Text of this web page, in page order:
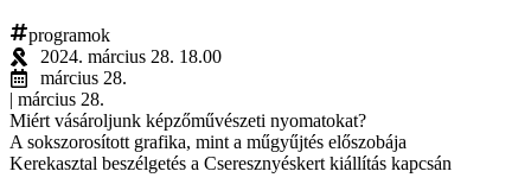
programok
2024. március 28. 18.00
március 28.
| március 28.
Miért vásároljunk képzőművészeti nyomatokat?
A sokszorosított grafika, mint a műgyűjtés előszobája
Kerekasztal beszélgetés a Cseresznyéskert kiállítás kapcsán